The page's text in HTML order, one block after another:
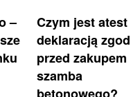
–
Czym jest atest
deklaracją
przed zakupem
szamba